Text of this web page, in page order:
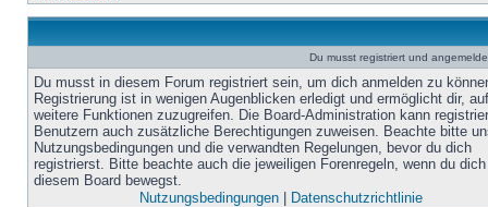
Du musst registriert und
Du musst in diesem Forum registriert sein, um dich anmelden zu
Registrierung ist in wenigen Augenblicken erledigt und ermöglicht dir, auf
weitere Funktionen zuzugreifen. Die Board-Administration kann
Benutzern auch zusätzliche Berechtigungen zuweisen. Beachte bitte
Nutzungsbedingungen und die verwandten Regelungen, bevor du dich
registrierst. Bitte beachte auch die jeweiligen Forenregeln, wenn du
diesem Board bewegst.
Nutzungsbedingungen| Datenschutzrichtlinie